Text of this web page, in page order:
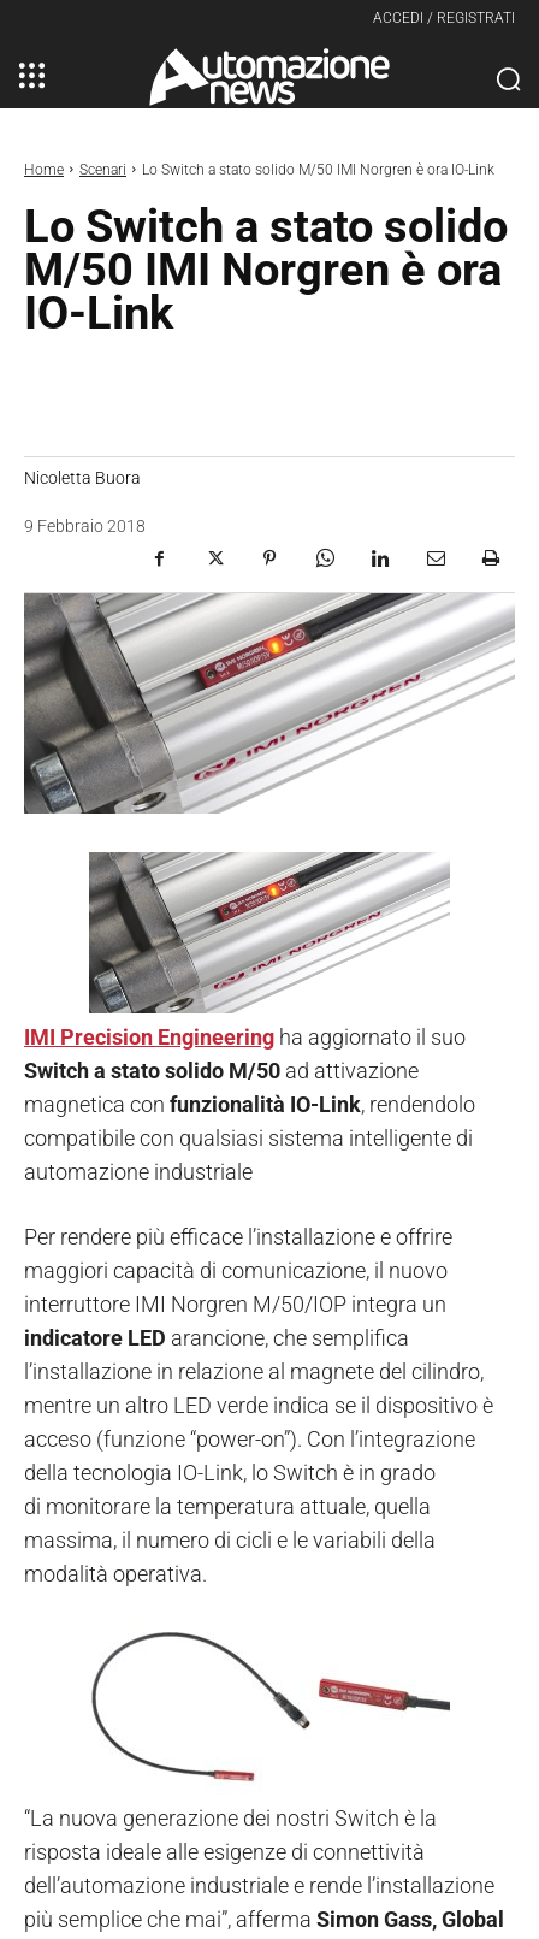
ACCEDI / REGISTRATI
Home Scenari Lo Switch a stato solido M/50 IMI Norgren è ora IO-Link
Lo Switch a stato solido
M/50 IMI Norgren è ora
IO-Link
Nicoletta Buora
9 Febbraio 2018
IMI Precision Engineering ha aggiornato il suo
Switch a stato solido M/50 ad attivazione
magnetica con funzionalità IO-Link, rendendolo
compatibile con qualsiasi sistema intelligente di
automazione industriale
Per rendere più efficace l’installazione e offrire
maggiori capacità di comunicazione, il nuovo
interruttore IMI Norgren M/50/IOP integra un
indicatore LED arancione, che semplifica
l’installazione in relazione al magnete del cilindro,
mentre un altro LED verde indica se il dispositivo è
acceso (funzione “power-on”). Con l’integrazione
della tecnologia IO-Link, lo Switch è in grado
di monitorare la temperatura attuale, quella
massima, il numero di cicli e le variabili della
modalità operativa.
“La nuova generazione dei nostri Switch è la
risposta ideale alle esigenze di connettività
dell’automazione industriale e rende l’installazione
più semplice che mai”, afferma Simon Gass, Global